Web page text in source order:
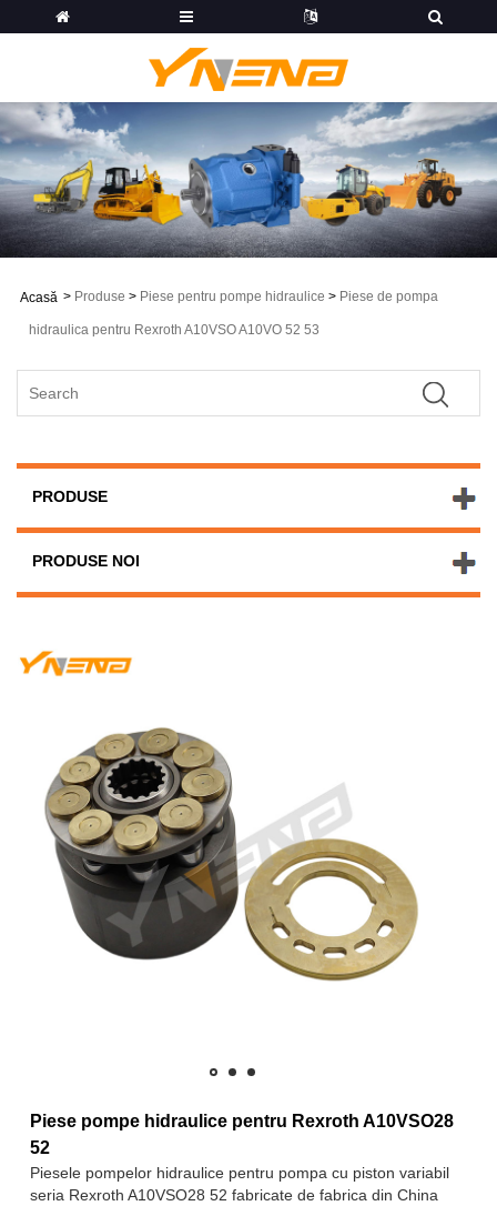
Acasă > Produse > Piese pentru pompe hidraulice > Piese de pompa
hidraulica pentru Rexroth A10VSO A10VO 52 53
PRODUSE
PRODUSE NOI
Piese pompe hidraulice pentru Rexroth A10VSO28
52
Piesele pompelor hidraulice pentru pompa cu piston variabil
seria Rexroth A10VSO28 52 fabricate de fabrica din China